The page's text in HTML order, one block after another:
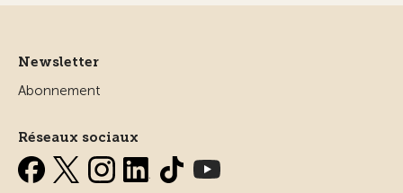
Newsletter
Abonnement
Réseaux sociaux